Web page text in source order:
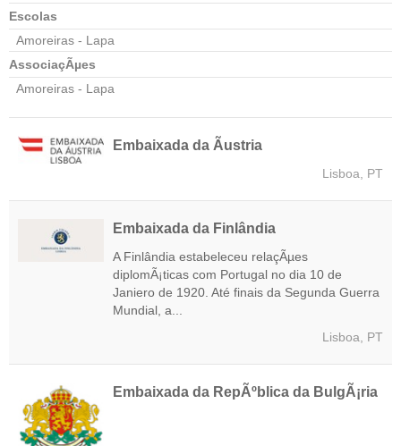
Escolas
Amoreiras - Lapa
AssociaçÃµes
Amoreiras - Lapa
Embaixada da Ãustria
Lisboa, PT
Embaixada da Finlândia
A Finlândia estabeleceu relaçÃµes
diplomÃ¡ticas com Portugal no dia 10 de
Janiero de 1920. Até finais da Segunda Guerra
Mundial, a...
Lisboa, PT
Embaixada da RepÃºblica da BulgÃ¡ria